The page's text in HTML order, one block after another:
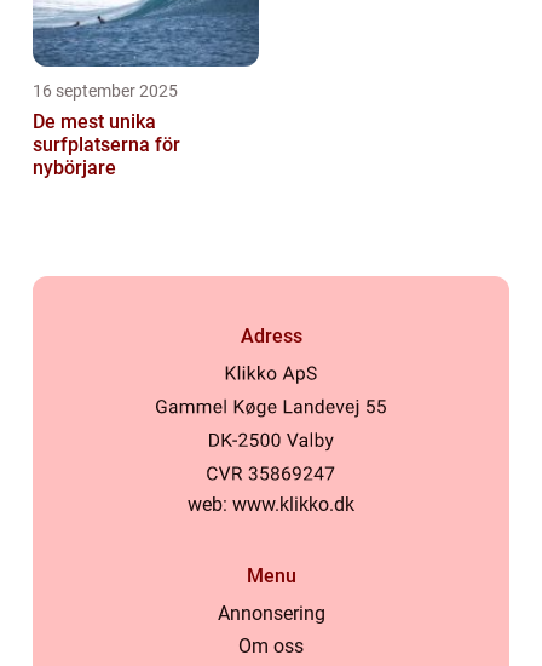
16 september 2025
De mest unika
surfplatserna för
nybörjare
Adress
web: www.klikko.dk
Menu
Annonsering
Om oss